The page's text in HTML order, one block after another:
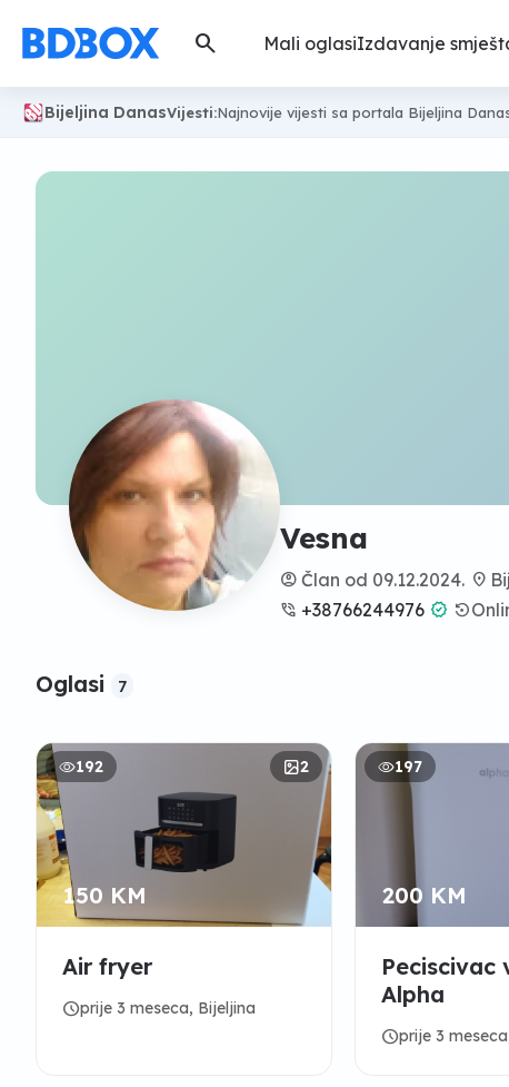
search Mali oglasiIzdavanje
Bijeljina DanasVijesti:Najnovije vijesti sa portala Bijeljina
Vesna
account_circle Član od 09.12.2024. location_on
phone_in_talk +38766244976 verified settings_backup_restore
Oglasi 7
192 2
150 KM
Air fryer
scheduleprije 3 meseca, Bijeljina
197
200 KM
Peciscivac
Alpha
scheduleprije 3